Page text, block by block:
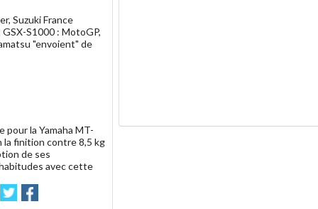
Suzuki France
S1000 : MotoGP,
"envoient" de
pour la Yamaha MT-
la finition contre 8,5 kg
de ses
avec cette
EnvoyerPartager
sur sur